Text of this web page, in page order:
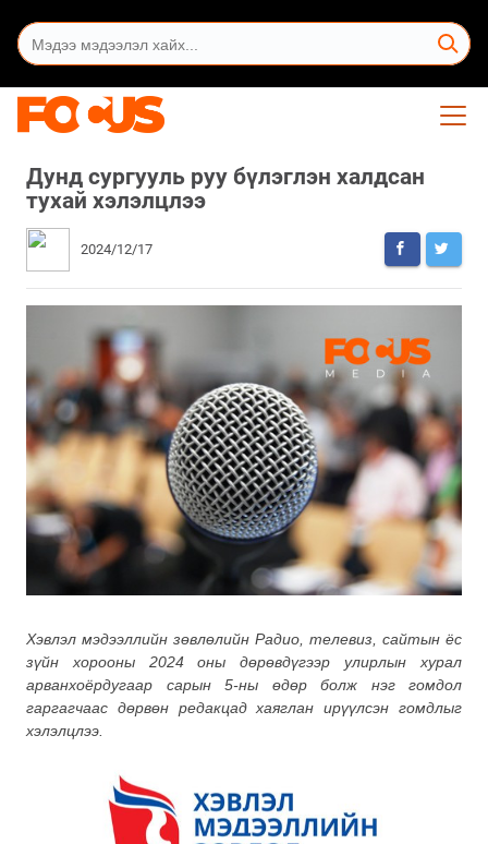
Дунд сургууль руу бүлэглэн халдсан
тухай хэлэлцлээ
2024/12/17
Хэвлэл мэдээллийн зөвлөлийн Радио, телевиз, сайтын ёс
зүйн хорооны 2024 оны дөрөвдүгээр улирлын хурал
арванхоёрдугаар сарын 5-ны өдөр болж нэг гомдол
гаргагчаас дөрвөн редакцад хаяглан ирүүлсэн гомдлыг
хэлэлцлээ.